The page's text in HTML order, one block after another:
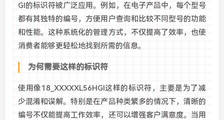
Gl的标识符被广泛应用。例如，在电子产品中，每个型号
都有其独特的编号，方便用户查询和比较不同型号的功能
和性能。这种系统化的管理方式，不仅提高了效率，也使
消费者能够更轻松地找到所需的信息。
为何需要这样的标识符
使用像18_XXXXXL56HGl这样的标识符，主要是为了减
少混淆和误解。特别是在产品种类繁多的情况下，清晰的
编号不仅能提高工作效率，还可以增强客户满意度。当用